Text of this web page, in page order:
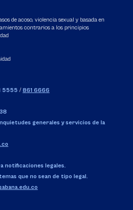
de acoso, violencia sexual y basada en
contrarios a los principios
5555 / 861 6666
generales y servicios de la
notificaciones legales.
que no sean de tipo legal.